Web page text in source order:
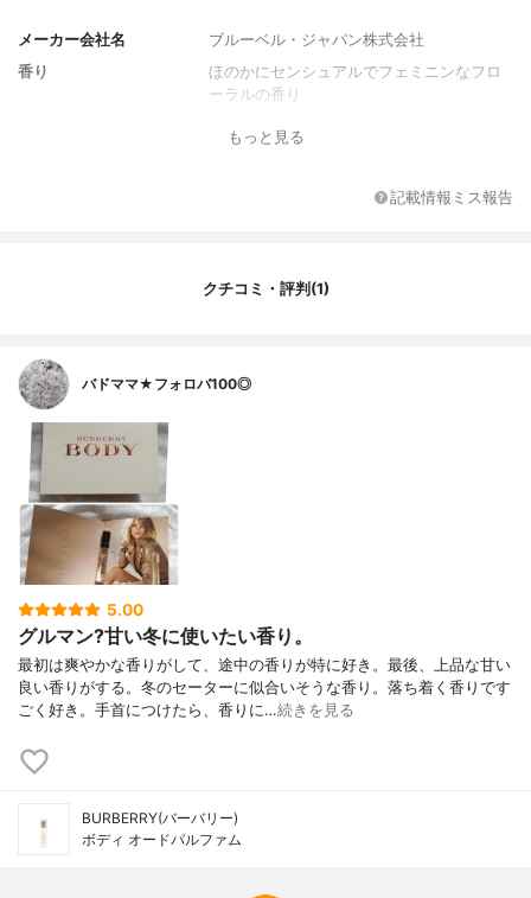
メーカー会社名
ブルーベル・ジャパン株式会社
香り
ほのかにセンシュアルでフェミニンなフロ
ーラルの香り
もっと見る
記載情報ミス報告
クチコミ・評判(1)
バドママ★フォロバ100◎
5.00
グルマン?甘い冬に使いたい香り。
最初は爽やかな香りがして、途中の香りが特に好き。最後、上品な甘い
良い香りがする。冬のセーターに似合いそうな香り。落ち着く香りです
ごく好き。手首につけたら、香りに…続きを見る
BURBERRY(バーバリー)
ボディ オードパルファム